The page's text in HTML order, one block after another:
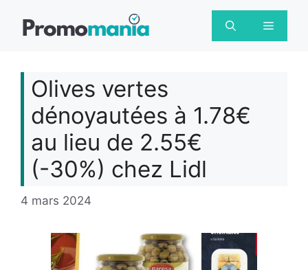
Menu
Olives vertes
dénoyautées à 1.78€
au lieu de 2.55€
(-30%) chez Lidl
4 mars 2024